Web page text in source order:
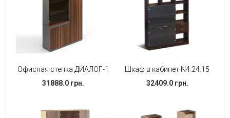
Офисная стенка ДИАЛОГ-1
31888.0 грн.
Шкаф в кабинет N4.24.15
32409.0 грн.